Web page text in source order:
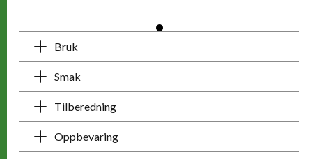
Bruk
Smak
Tilberedning
Oppbevaring